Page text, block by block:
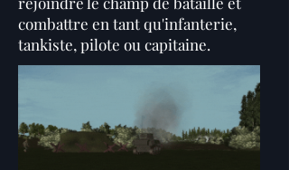
combattre en tant qu'infanterie,
tankiste, pilote ou capitaine.